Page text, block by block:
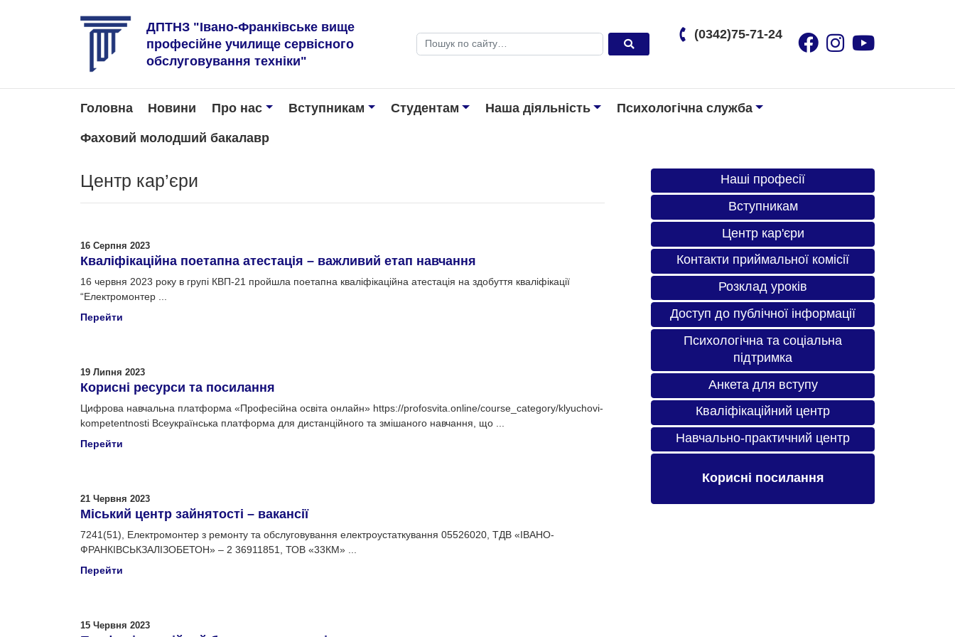
ДПТНЗ "Івано-Франківське вище
професійне училище сервісного
обслуговування техніки"
Пошук (0342)75-71-24
Головна Новини Про нас Вступникам Студентам Наша діяльність Психологічна служба
Фаховий молодший бакалавр
Центр кар’єри
16 Серпня 2023
Кваліфікаційна поетапна атестація – важливий етап навчання
16 червня 2023 року в групі КВП-21 пройшла поетапна кваліфікаційна атестація на здобуття кваліфікації
“Електромонтер ...
Перейти
19 Липня 2023
Корисні ресурси та посилання
Цифрова навчальна платформа «Професійна освіта онлайн» https://profosvita.online/course_category/klyuchovi-
kompetentnosti Всеукраїнська платформа для дистанційного та змішаного навчання, що ...
Перейти
21 Червня 2023
Міський центр зайнятості – вакансії
7241(51), Електромонтер з ремонту та обслуговування електроустаткування 05526020, ТДВ «ІВАНО-
ФРАНКІВСЬКЗАЛІЗОБЕТОН» – 2 36911851, ТОВ «33КМ» ...
Перейти
15 Червня 2023
Наші професії
Вступникам
Центр кар'єри
Контакти приймальної комісії
Розклад уроків
Доступ до публічної інформації
Психологічна та соціальна
підтримка
Анкета для вступу
Кваліфікаційний центр
Навчально-практичний центр
Корисні посилання